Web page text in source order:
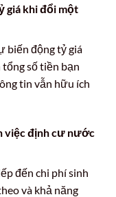
giá khi đổi một
biến động tỷ giá
số tiền bạn
tin vẫn hữu ích
việc định cư nước
đến chi phí sinh
và khả năng